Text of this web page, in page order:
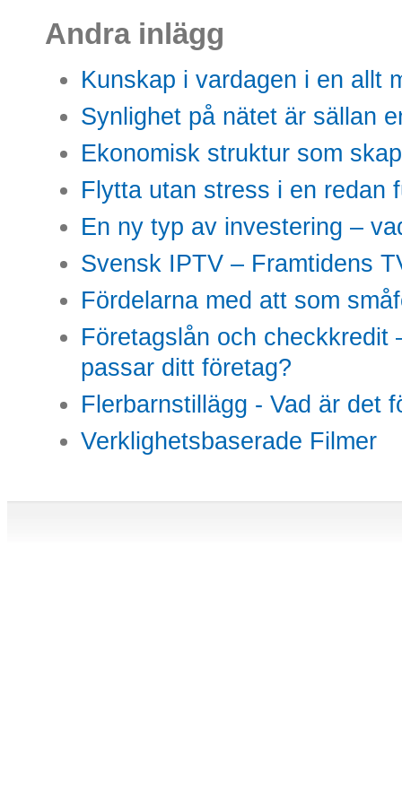
Andra inlägg
Kunskap i vardagen i en allt
Synlighet på nätet är sällan
Ekonomisk struktur som
Flytta utan stress i en redan
En ny typ av investering –
Svensk IPTV – Framtidens
Fördelarna med att som
Företagslån och checkkredit
passar ditt företag?
Flerbarnstillägg - Vad är det
Verklighetsbaserade Filmer